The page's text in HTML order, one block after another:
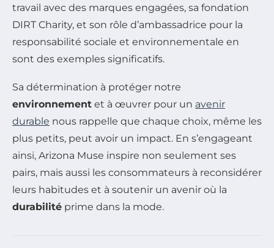
travail avec des marques engagées, sa fondation
DIRT Charity, et son rôle d’ambassadrice pour la
responsabilité sociale et environnementale en
sont des exemples significatifs.
Sa détermination à protéger notre
environnement et à œuvrer pour un avenir
durable nous rappelle que chaque choix, même les
plus petits, peut avoir un impact. En s’engageant
ainsi, Arizona Muse inspire non seulement ses
pairs, mais aussi les consommateurs à reconsidérer
leurs habitudes et à soutenir un avenir où la
durabilité prime dans la mode.